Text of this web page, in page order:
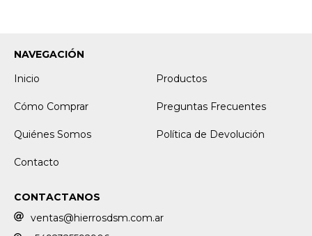
NAVEGACIÓN
Inicio
Productos
Cómo Comprar Preguntas Frecuentes
Quiénes Somos Política de Devolución
Contacto
CONTACTANOS
ventas@hierrosdsm.com.ar